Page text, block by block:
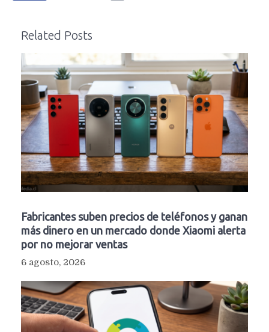
Related Posts
Fabricantes suben precios de teléfonos y ganan
más dinero en un mercado donde Xiaomi alerta
por no mejorar ventas
6 agosto, 2026